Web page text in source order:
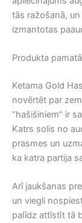
tās ražošanā,
izmantotas
Produkta
Ketama Gold
novērtēt par
“hašišiniem” ir
Katrs solis no
prasmes un
ka katra partija
Arī jaukšanas
un viegli
palīdz attīstīt tā